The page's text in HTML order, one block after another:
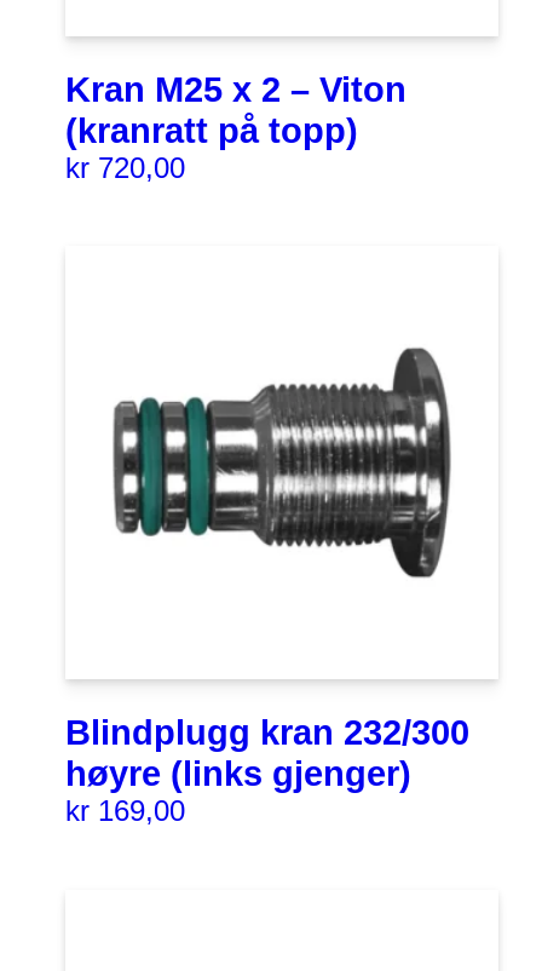
Kran M25 x 2 – Viton
(kranratt på topp)
kr 720,00
Blindplugg kran 232/300
høyre (links gjenger)
kr 169,00